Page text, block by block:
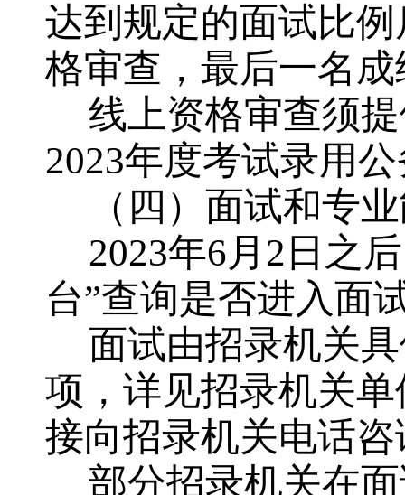
达到规定的面试比
格审查 ，最后一名
线上资格审查须
2023年度考试录用
（四）面试和专
2023年6月 2 日之
台”查询是否进入面
面试由招录机关
项，详见招录机关
接向招录机关电话咨
部分招录机关在